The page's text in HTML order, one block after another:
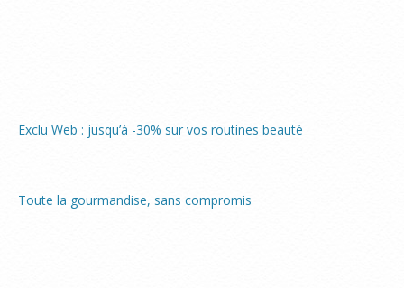
Exclu Web : jusqu’à -30% sur vos routines beauté
Toute la gourmandise, sans compromis